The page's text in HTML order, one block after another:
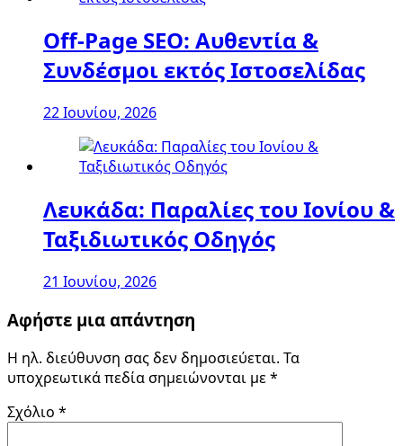
Off-Page SEO: Αυθεντία &
Συνδέσμοι εκτός Ιστοσελίδας
22 Ιουνίου, 2026
Λευκάδα: Παραλίες του Ιονίου &
Ταξιδιωτικός Οδηγός
21 Ιουνίου, 2026
Αφήστε μια απάντηση
Η ηλ. διεύθυνση σας δεν δημοσιεύεται. Τα
υποχρεωτικά πεδία σημειώνονται με*
Σχόλιο *